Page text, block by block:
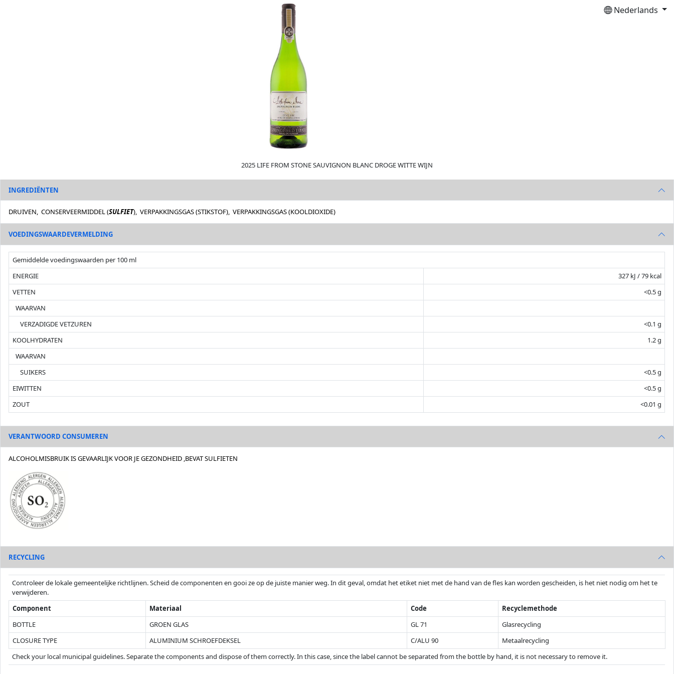
Nederlands
2025 LIFE FROM STONE SAUVIGNON BLANC DROGE WITTE WIJN
INGREDIËNTEN
DRUIVEN, CONSERVEERMIDDEL (SULFIET), VERPAKKINGSGAS (STIKSTOF), VERPAKKINGSGAS (KOOLDIOXIDE)
VOEDINGSWAARDEVERMELDING
Gemiddelde voedingswaarden per 100 ml
ENERGIE
327 kJ / 79 kcal
VETTEN
<0.5 g
WAARVAN
VERZADIGDE VETZUREN
<0.1 g
KOOLHYDRATEN
1.2 g
WAARVAN
SUIKERS
<0.5 g
EIWITTEN
<0.5 g
ZOUT
<0.01 g
VERANTWOORD CONSUMEREN
ALCOHOLMISBRUIK IS GEVAARLIJK VOOR JE GEZONDHEID ,BEVAT SULFIETEN
RECYCLING
Controleer de lokale gemeentelijke richtlijnen. Scheid de componenten en gooi ze op de juiste manier weg. In dit geval, omdat het etiket niet met de hand van de fles kan worden gescheiden, is het niet nodig om het te
verwijderen.
Component
Materiaal Code
Recyclemethode
BOTTLE
GROEN GLAS GL 71
Glasrecycling
CLOSURE TYPE
ALUMINIUM SCHROEFDEKSEL C/ALU 90
Metaalrecycling
Check your local municipal guidelines. Separate the components and dispose of them correctly. In this case, since the label cannot be separated from the bottle by hand, it is not necessary to remove it.